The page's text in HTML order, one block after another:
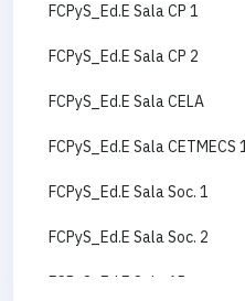
FCPyS_Ed.E Sala CP 1
FCPyS_Ed.E Sala CP 2
FCPyS_Ed.E Sala CELA
FCPyS_Ed.E Sala CETMECS
FCPyS_Ed.E Sala Soc. 1
FCPyS_Ed.E Sala Soc. 2
FCPyS_Ed.E Sala AP